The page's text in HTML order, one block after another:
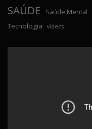
SAÚDE Saúde Mental
Tecnologia vídeos